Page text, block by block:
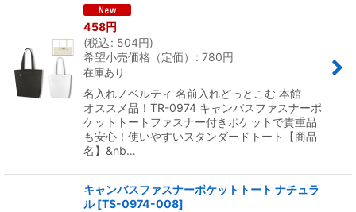
458円
(税込: 504円)
希望小売価格（定価）
: 780円
在庫あり
名入れノベルティ 名前入れどっとこむ 本館
オススメ品！TR-0974 キャンバスファスナーポ
ケットトートファスナー付きポケットで貴重品
も安心！使いやすいスタンダードトート【商品
名】&nb…
キャンバスファスナーポケットトート ナチュラ
ル [TS-0974-008]